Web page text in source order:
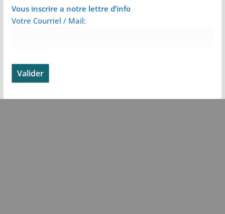
Vous inscrire a notre lettre d’info
Votre Courriel / Mail: